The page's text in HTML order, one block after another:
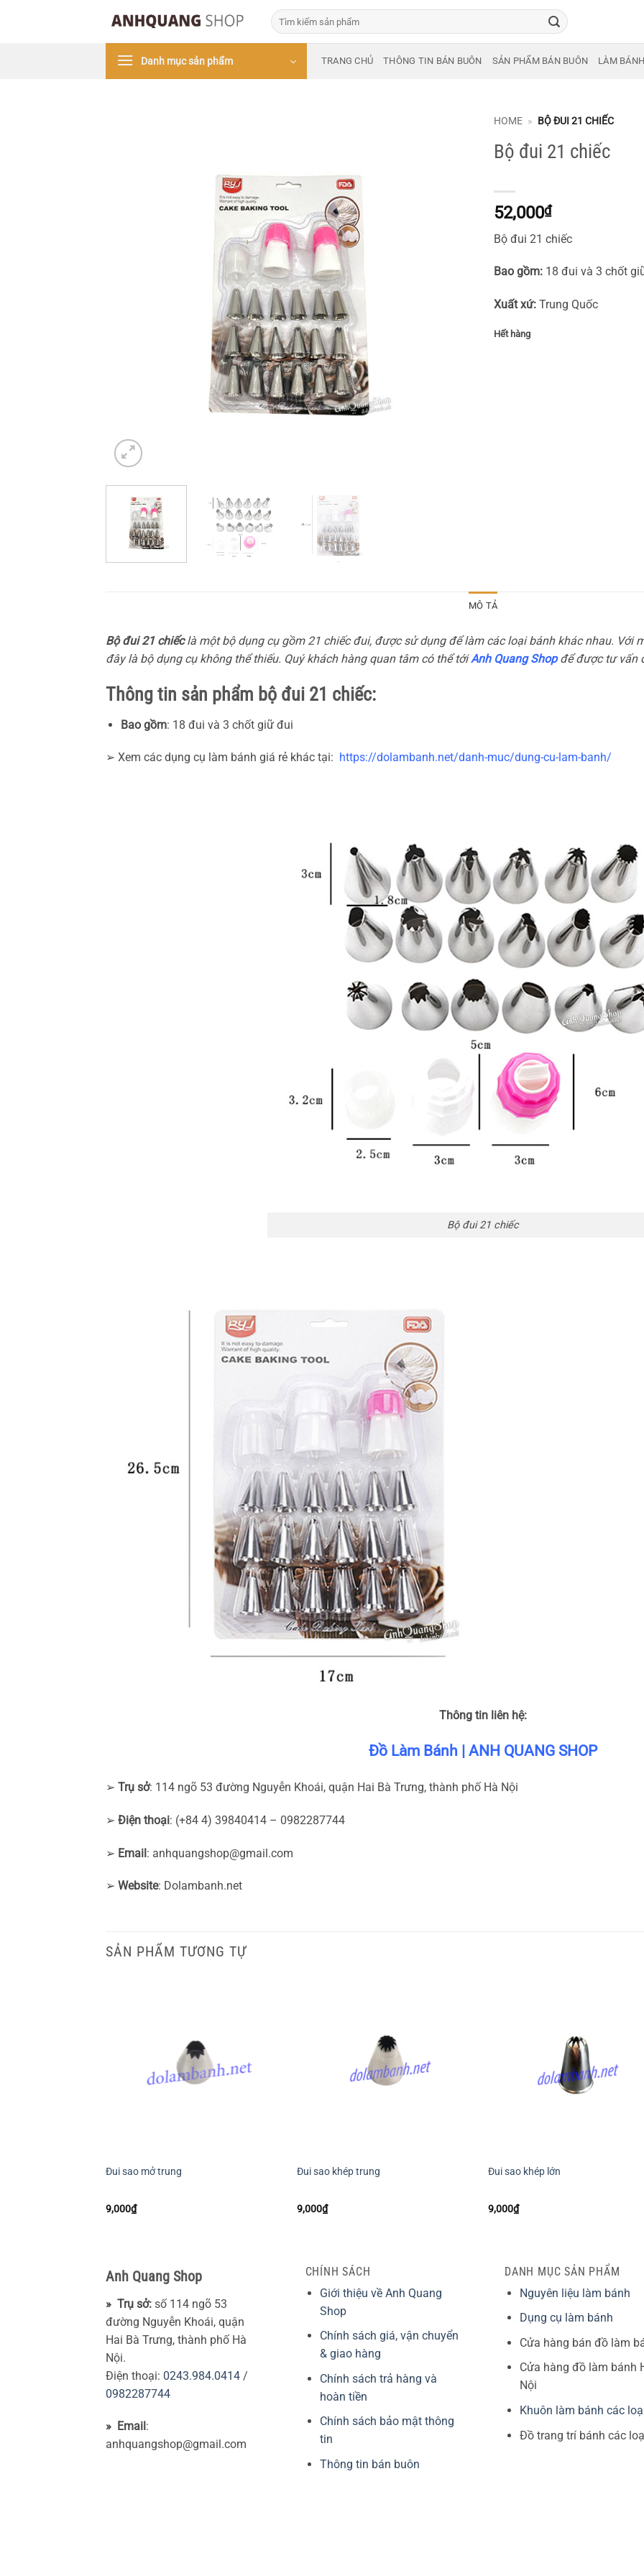
Tìm
kiếm:
Danh mục sản phẩm TRANG CHỦ THÔNG TIN BÁN BUÔN SẢN PHẨM BÁN BUÔN LÀM BÁNH
HOME » BỘ ĐUI 21 CHIẾC
Bộ đui 21 chiếc
52,000₫
Bộ đui 21 chiếc
Bao gồm: 18 đui và 3 chốt
Xuất xứ: Trung Quốc
Hết hàng
MÔ TẢ
Bộ đui 21 chiếclà một bộ dụng cụ gồm 21 chiếc đui, được sử dụng để làm các loại bánh khác nhau. Với
đây là bộ dụng cụ không thể thiếu. Quý khách hàng quan tâm có thể tớiAnh Quang Shopđể được tư vấn
Thông tin sản phẩm bộ đui 21 chiếc:
Bao gồm: 18 đui và 3 chốt giữ đui
➢ Xem các dụng cụ làm bánh giá rẻ khác tại: https://dolambanh.net/danh-muc/dung-cu-lam-banh/
Bộ đui 21 chiếc
Thông tin liên hệ:
Đồ Làm Bánh | ANH QUANG SHOP
➢ Trụ sở: 114 ngõ 53 đường Nguyễn Khoái, quận Hai Bà Trưng, thành phố Hà Nội
➢ Điện thoại: (+84 4) 39840414 – 0982287744
➢ Email: anhquangshop@gmail.com
➢ Website: Dolambanh.net
SẢN PHẨM TƯƠNG TỰ
Đui sao mở trung
9,000₫
Đui sao khép trung
9,000₫
Đui sao khép lớn
9,000₫
Anh Quang Shop
» Trụ sở: số 114 ngõ 53
đường Nguyễn Khoái, quận
Hai Bà Trưng, thành phố Hà
Nội.
Điện thoại: 0243.984.0414 /
0982287744
» Email :
anhquangshop@gmail.com
CHÍNH SÁCH
Giới thiệu về Anh Quang
Shop
Chính sách giá, vận chuyển
& giao hàng
Chính sách trả hàng và
hoàn tiền
Chính sách bảo mật thông
tin
Thông tin bán buôn
DANH MỤC SẢN PHẨM
Nguyên liệu làm bánh
Dụng cụ làm bánh
Cửa hàng bán đồ làm
Cửa hàng đồ làm bánh
Nội
Khuôn làm bánh các
Đồ trang trí bánh các